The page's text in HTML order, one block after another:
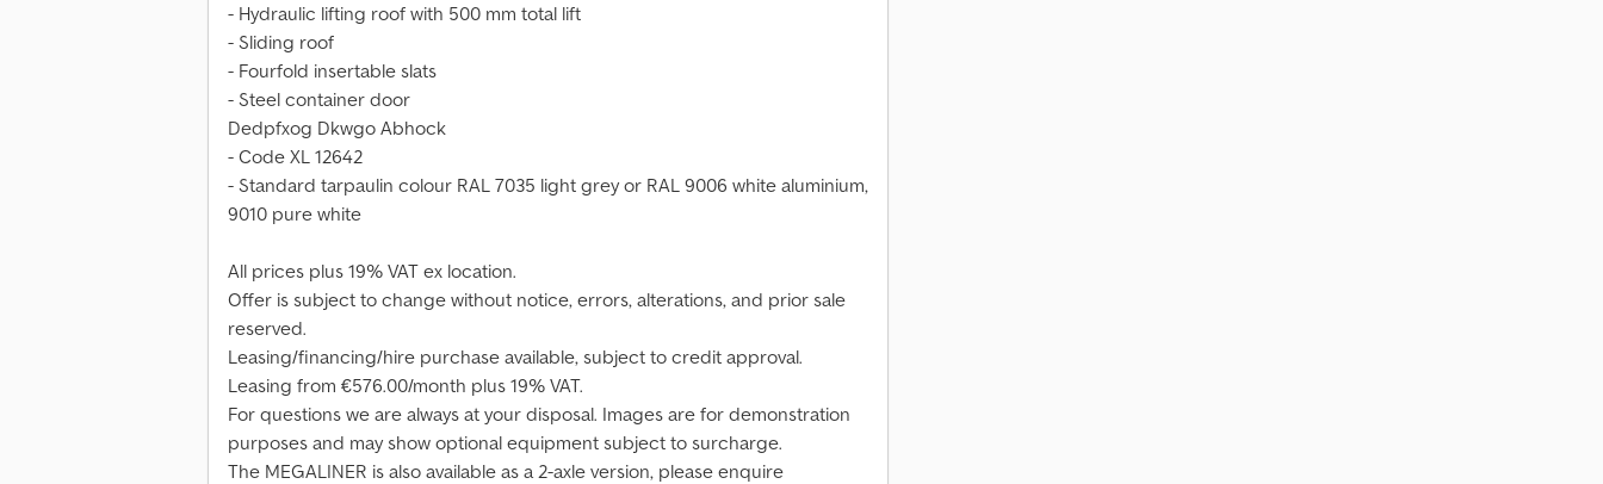
- Hydraulic lifting roof with 500 mm total lift
- Sliding roof
- Fourfold insertable slats
- Steel container door
Dedpfxog Dkwgo Abhock
- Code XL 12642
- Standard tarpaulin colour RAL 7035 light grey or RAL 9006 white aluminium,
9010 pure white
All prices plus 19% VAT ex location.
Offer is subject to change without notice, errors, alterations, and prior sale
reserved.
Leasing/financing/hire purchase available, subject to credit approval.
Leasing from €576.00/month plus 19% VAT.
For questions we are always at your disposal. Images are for demonstration
purposes and may show optional equipment subject to surcharge.
The MEGALINER is also available as a 2-axle version, please enquire